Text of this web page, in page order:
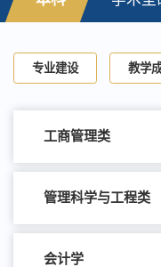
专业建设 教学
工商管理类
管理科学与工程类
会计学